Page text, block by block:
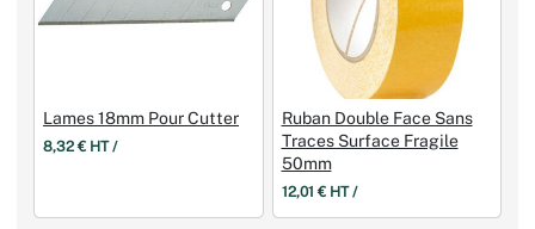
Lames 18mm Pour Cutter
8,32 € HT /
Ruban Double Face Sans
Traces Surface Fragile
50mm
12,01 € HT /